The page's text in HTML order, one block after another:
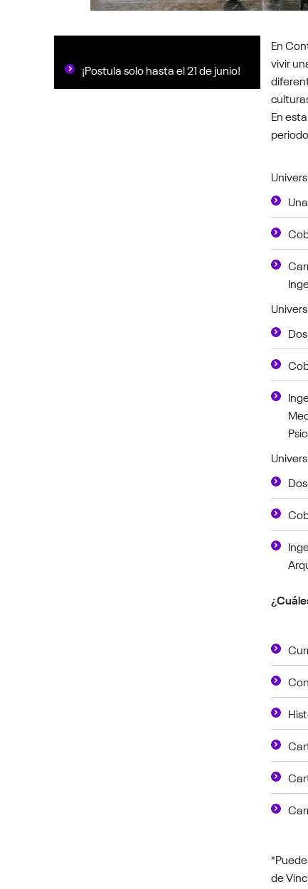
¡Postula solo hasta el 21 de junio!
En
vivir
En
de